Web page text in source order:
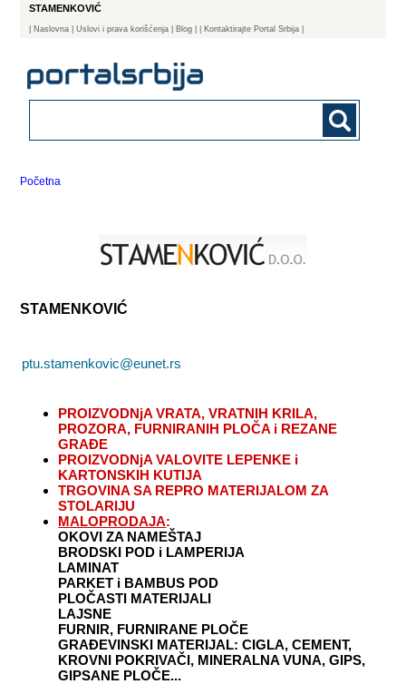
STAMENKOVIĆ
Naslovna | Uslovi i prava korišćenja Blog | Kontaktirajte Portal Srbija |
Početna
STAMENKOVIĆ
ptu.stamenkovic@eunet.rs
PROIZVODNjA VRATA, VRATNIH KRILA,
PROZORA, FURNIRANIH PLOČA i REZANE
GRAĐE
PROIZVODNjA VALOVITE LEPENKE i
KARTONSKIH KUTIJA
TRGOVINA SA REPRO MATERIJALOM ZA
STOLARIJU
MALOPRODAJA:
OKOVI ZA NAMEŠTAJ
BRODSKI POD i LAMPERIJA
LAMINAT
PARKET i BAMBUS POD
PLOČASTI MATERIJALI
LAJSNE
FURNIR, FURNIRANE PLOČE
GRAĐEVINSKI MATERIJAL: CIGLA, CEMENT,
KROVNI POKRIVAČI, MINERALNA VUNA, GIPS,
GIPSANE PLOČE...